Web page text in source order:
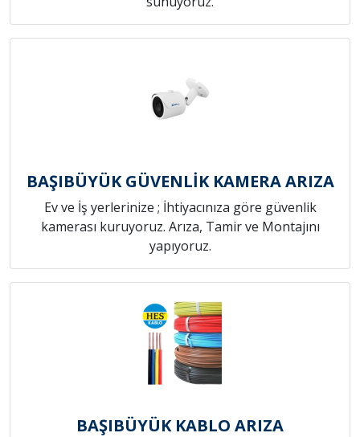
BAŞIBÜYÜK GÜVENLİK KAMERA ARIZA
Ev ve İş yerlerinize ; İhtiyacınıza göre güvenlik
kamerası kuruyoruz. Arıza, Tamir ve Montajını
yapıyoruz.
BAŞIBÜYÜK KABLO ARIZA